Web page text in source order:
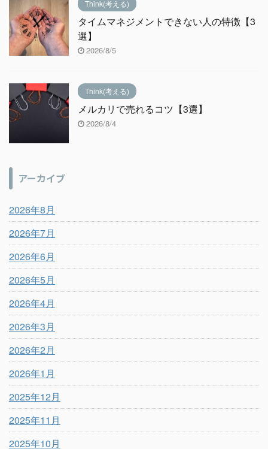
Think(考える)
タイムマネジメントできない人の特徴【3
選】
2026/8/5
Think(考える)
メルカリで売れるコツ【3選】
2026/8/4
アーカイブ
2026年8月
2026年7月
2026年6月
2026年5月
2026年4月
2026年3月
2026年2月
2026年1月
2025年12月
2025年11月
2025年10月